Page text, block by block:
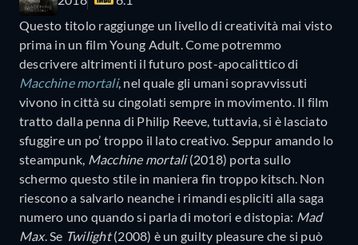
Questo titolo raggiunge un livello di creatività mai visto
prima in un film Young Adult. Come potremmo
descrivere altrimenti il futuro post-apocalittico di
Macchine mortali, nel quale gli umani sopravvissuti
vivono in città su cingolati sempre in movimento. Il film
tratto dalla penna di Philip Reeve, tuttavia, si è lasciato
sfuggire un po’ troppo il lato creativo. Seppur amando lo
steampunk, Macchine mortali(2018) porta sullo
schermo questo stile in maniera fin troppo kitsch. Non
riescono a salvarlo neanche i rimandi espliciti alla saga
numero uno quando si parla di motori e distopia: Mad
Max. Se Twilight(2008) è un guilty pleasure che si può